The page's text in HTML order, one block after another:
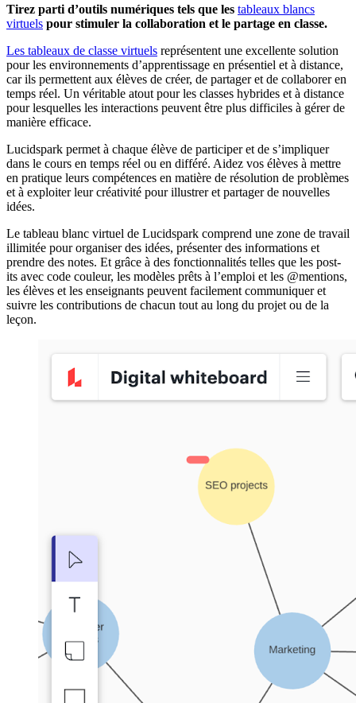
Tirez parti d’outils numériques tels que les tableaux blancs
virtuels pour stimuler la collaboration et le partage en classe.
Les tableaux de classe virtuels représentent une excellente solution
pour les environnements d’apprentissage en présentiel et à distance,
car ils permettent aux élèves de créer, de partager et de collaborer en
temps réel. Un véritable atout pour les classes hybrides et à distance
pour lesquelles les interactions peuvent être plus difficiles à gérer de
manière efficace.
Lucidspark permet à chaque élève de participer et de s’impliquer
dans le cours en temps réel ou en différé. Aidez vos élèves à mettre
en pratique leurs compétences en matière de résolution de problèmes
et à exploiter leur créativité pour illustrer et partager de nouvelles
idées.
Le tableau blanc virtuel de Lucidspark comprend une zone de travail
illimitée pour organiser des idées, présenter des informations et
prendre des notes. Et grâce à des fonctionnalités telles que les post-
its avec code couleur, les modèles prêts à l’emploi et les @mentions,
les élèves et les enseignants peuvent facilement communiquer et
suivre les contributions de chacun tout au long du projet ou de la
leçon.